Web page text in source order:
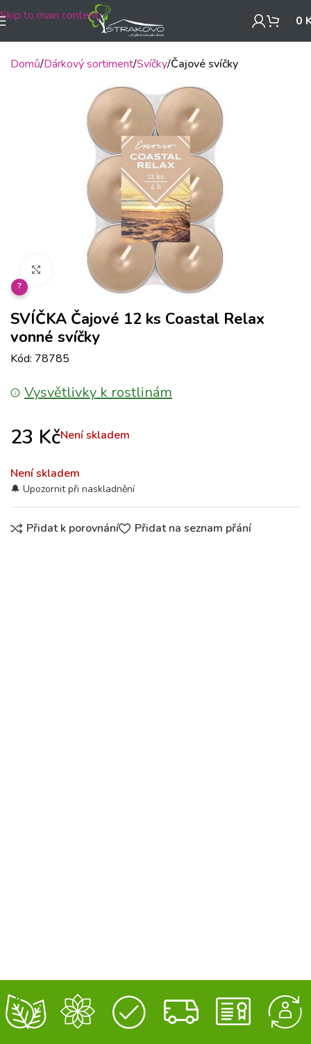
Skip to main content 0
Domů Dárkový sortiment Svíčky Čajové svíčky
Klikněte pro zvětšení
?
SVÍČKA Čajové 12 ks Coastal Relax
vonné svíčky
Kód: 78785
Vysvětlivky k rostlinám
23 KčNení skladem
Není skladem
Přidat k porovnání Přidat na seznam přání